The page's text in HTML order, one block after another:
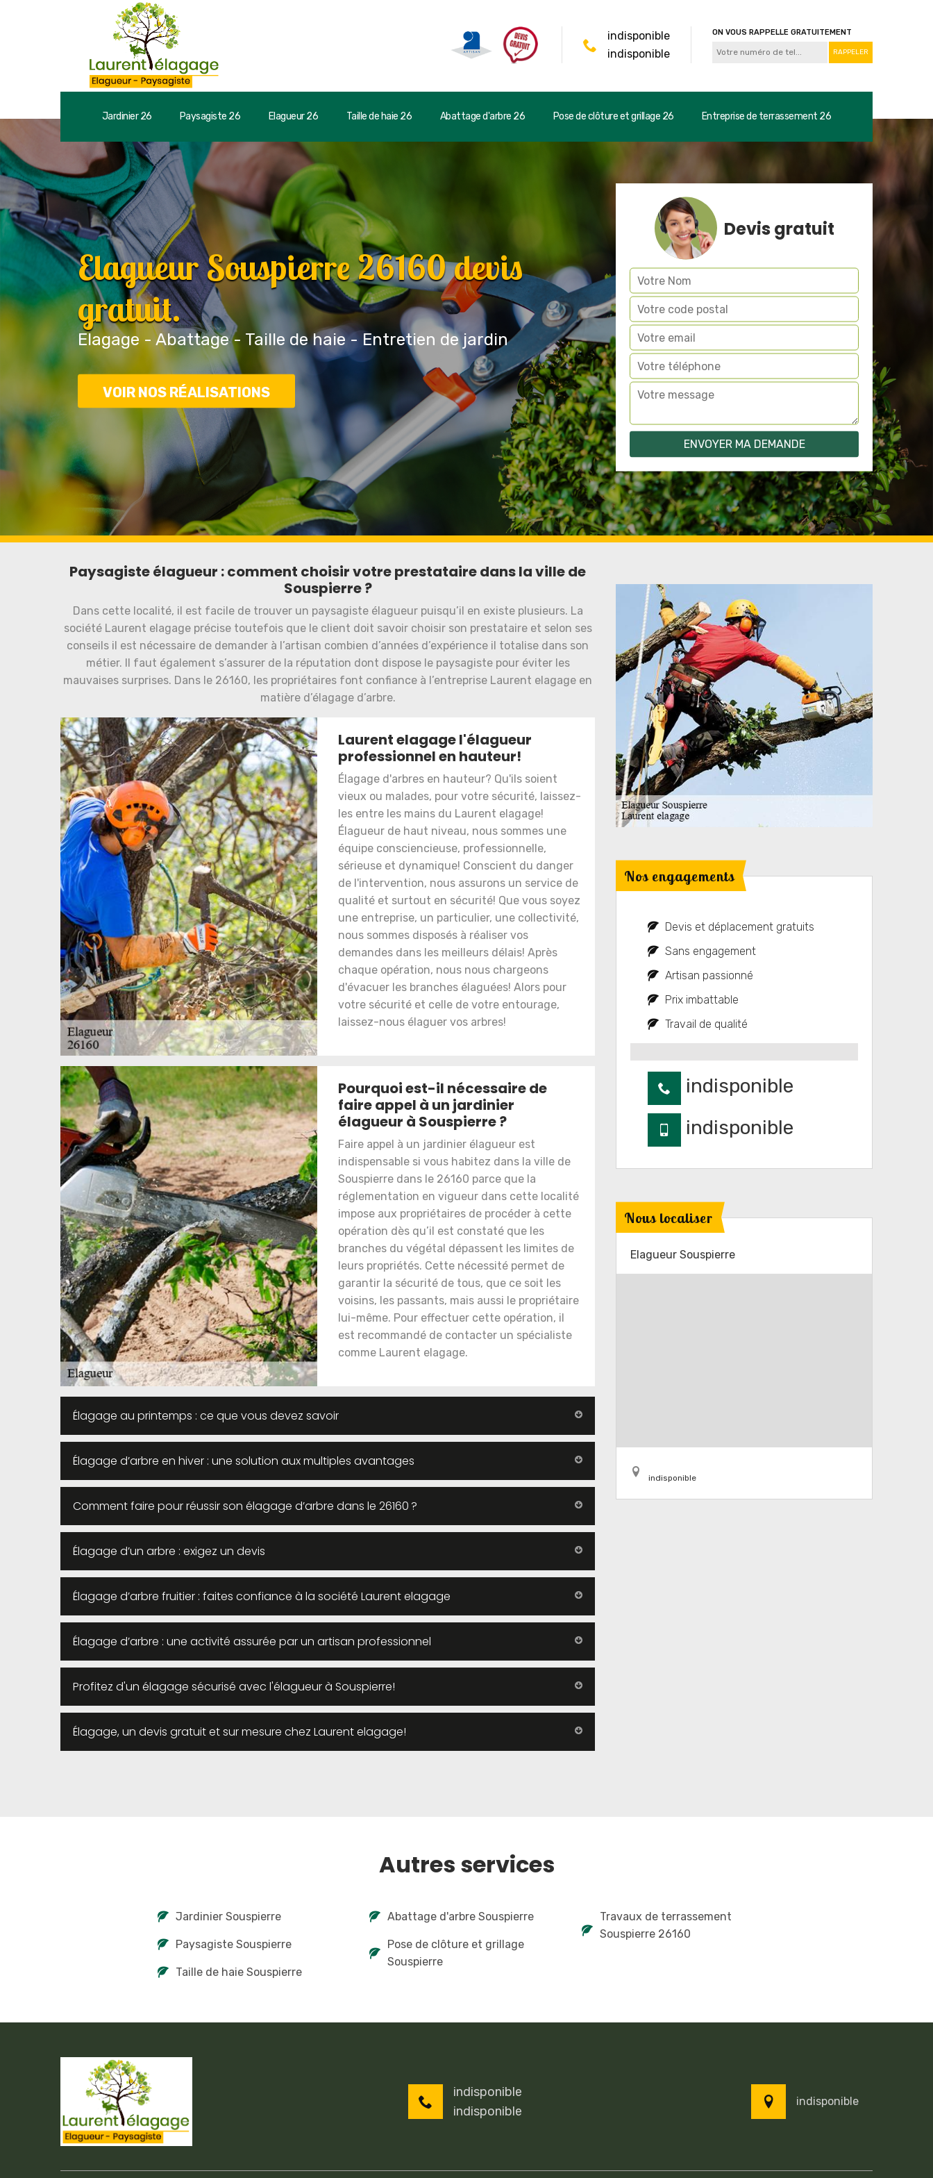
indisponible
indisponible
ON VOUS RAPPELLE GRATUITEMENT
Jardinier 26 Paysagiste 26 Elagueur 26 Taille de haie 26 Abattage d'arbre 26 Pose de clôture et grillage 26 Entreprise de terrassement 26
Elagueur Souspierre 26160 devis
gratuit.
Elagage - Abattage - Taille de haie - Entretien de jardin
VOIR NOS RÉALISATIONS
Devis gratuit
Paysagiste élagueur : comment choisir votre prestataire dans la ville de
Souspierre ?
Dans cette localité, il est facile de trouver un paysagiste élagueur puisqu’il en existe plusieurs. La
société Laurent elagage précise toutefois que le client doit savoir choisir son prestataire et selon ses
conseils il est nécessaire de demander à l’artisan combien d’années d’expérience il totalise dans son
métier. Il faut également s’assurer de la réputation dont dispose le paysagiste pour éviter les
mauvaises surprises. Dans le 26160, les propriétaires font confiance à l’entreprise Laurent elagage en
matière d’élagage d’arbre.
Laurent elagage l'élagueur
professionnel en hauteur!
Élagage d'arbres en hauteur? Qu'ils soient
vieux ou malades, pour votre sécurité, laissez-
les entre les mains du Laurent elagage!
Élagueur de haut niveau, nous sommes une
équipe consciencieuse, professionnelle,
sérieuse et dynamique! Conscient du danger
de l'intervention, nous assurons un service de
qualité et surtout en sécurité! Que vous soyez
une entreprise, un particulier, une collectivité,
nous sommes disposés à réaliser vos
demandes dans les meilleurs délais! Après
chaque opération, nous nous chargeons
d'évacuer les branches élaguées! Alors pour
votre sécurité et celle de votre entourage,
laissez-nous élaguer vos arbres!
Pourquoi est-il nécessaire de
faire appel à un jardinier
élagueur à Souspierre ?
Faire appel à un jardinier élagueur est
indispensable si vous habitez dans la ville de
Souspierre dans le 26160 parce que la
réglementation en vigueur dans cette localité
impose aux propriétaires de procéder à cette
opération dès qu’il est constaté que les
branches du végétal dépassent les limites de
leurs propriétés. Cette nécessité permet de
garantir la sécurité de tous, que ce soit les
voisins, les passants, mais aussi le propriétaire
lui-même. Pour effectuer cette opération, il
est recommandé de contacter un spécialiste
comme Laurent elagage.
Élagage au printemps : ce que vous devez savoir
Élagage d’arbre en hiver : une solution aux multiples avantages
Comment faire pour réussir son élagage d’arbre dans le 26160 ?
Élagage d’un arbre : exigez un devis
Élagage d’arbre fruitier : faites confiance à la société Laurent elagage
Élagage d’arbre : une activité assurée par un artisan professionnel
Profitez d'un élagage sécurisé avec l'élagueur à Souspierre!
Élagage, un devis gratuit et sur mesure chez Laurent elagage!
Nos engagements
Devis et déplacement gratuits
Sans engagement
Artisan passionné
Prix imbattable
Travail de qualité
indisponible
indisponible
Nous localiser
Elagueur Souspierre
indisponible
Autres services
Jardinier Souspierre
Paysagiste Souspierre
Taille de haie Souspierre
Abattage d'arbre Souspierre
Pose de clôture et grillage
Souspierre
Travaux de terrassement
Souspierre 26160
indisponible
indisponible
indisponible